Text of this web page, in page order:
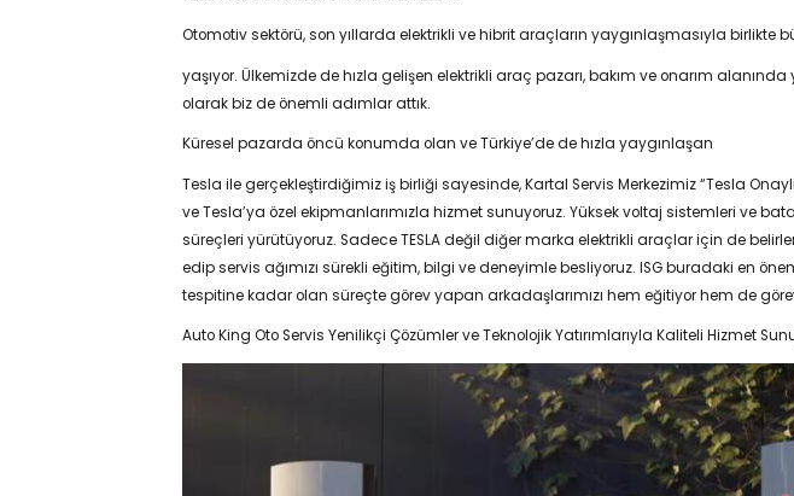
Otomotiv sektörü, son yıllarda elektrikli ve hibrit araçların yaygınlaşmasıyla birlikte
yaşıyor. Ülkemizde de hızla gelişen elektrikli araç pazarı, bakım ve onarım
olarak biz de önemli adımlar attık.
Küresel pazarda öncü konumda olan ve Türkiye’de de hızla yaygınlaşan
Tesla ile gerçekleştirdiğimiz iş birliği sayesinde, Kartal Servis Merkezimiz “Tesla
ve Tesla’ya özel ekipmanlarımızla hizmet sunuyoruz. Yüksek voltaj sistemleri ve
süreçleri yürütüyoruz. Sadece TESLA değil diğer marka elektrikli araçlar için de
edip servis ağımızı sürekli eğitim, bilgi ve deneyimle besliyoruz. ISG buradaki en
tespitine kadar olan süreçte görev yapan arkadaşlarımızı hem eğitiyor hem de
Auto King Oto Servis Yenilikçi Çözümler ve Teknolojik Yatırımlarıyla Kaliteli Hizmet